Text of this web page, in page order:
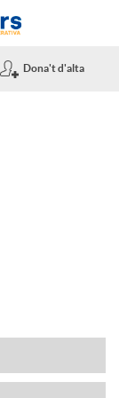
Dona't d'alta